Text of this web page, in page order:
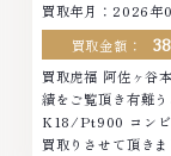
買取年月：2026年
買取金額：
買取虎福 阿佐ヶ谷
績をご覧頂き有難う
K18/Pt900 コンビ
買取りさせて頂き